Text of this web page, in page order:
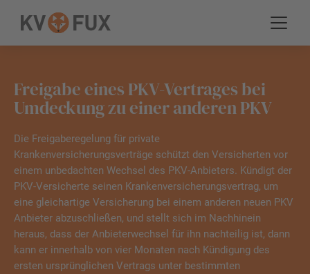
Freigabe eines PKV-Vertrages bei
Umdeckung zu einer anderen PKV
Die Freigaberegelung für private
Krankenversicherungsverträge schützt den Versicherten vor
einem unbedachten Wechsel des PKV-Anbieters. Kündigt der
PKV-Versicherte seinen Krankenversicherungsvertrag, um
eine gleichartige Versicherung bei einem anderen neuen PKV
Anbieter abzuschließen, und stellt sich im Nachhinein
heraus, dass der Anbieterwechsel für ihn nachteilig ist, dann
kann er innerhalb von vier Monaten nach Kündigung des
ersten ursprünglichen Vertrags unter bestimmten